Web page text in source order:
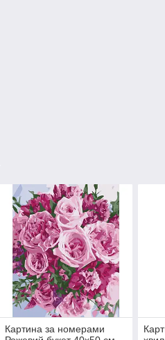
Картина за номерами